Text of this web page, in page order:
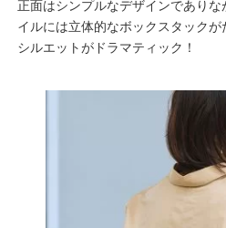
正面はシンプルなデザインであり
イルには立体的なボックスタック
シルエットがドラマティック！